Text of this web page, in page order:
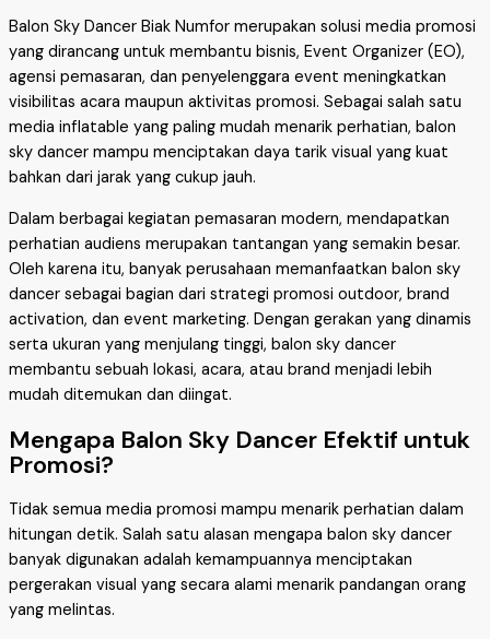
Balon Sky Dancer Biak Numfor merupakan solusi media promosi
yang dirancang untuk membantu bisnis, Event Organizer (EO),
agensi pemasaran, dan penyelenggara event meningkatkan
visibilitas acara maupun aktivitas promosi. Sebagai salah satu
media inflatable yang paling mudah menarik perhatian, balon
sky dancer mampu menciptakan daya tarik visual yang kuat
bahkan dari jarak yang cukup jauh.
Dalam berbagai kegiatan pemasaran modern, mendapatkan
perhatian audiens merupakan tantangan yang semakin besar.
Oleh karena itu, banyak perusahaan memanfaatkan balon sky
dancer sebagai bagian dari strategi promosi outdoor, brand
activation, dan event marketing. Dengan gerakan yang dinamis
serta ukuran yang menjulang tinggi, balon sky dancer
membantu sebuah lokasi, acara, atau brand menjadi lebih
mudah ditemukan dan diingat.
Mengapa Balon Sky Dancer Efektif untuk
Promosi?
Tidak semua media promosi mampu menarik perhatian dalam
hitungan detik. Salah satu alasan mengapa balon sky dancer
banyak digunakan adalah kemampuannya menciptakan
pergerakan visual yang secara alami menarik pandangan orang
yang melintas.